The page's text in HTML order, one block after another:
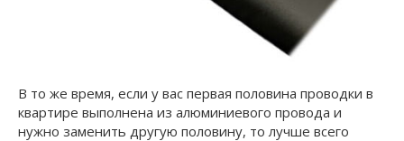
В то же время, если у вас первая половина проводки в
квартире выполнена из алюминиевого провода и
нужно заменить другую половину, то лучше всего